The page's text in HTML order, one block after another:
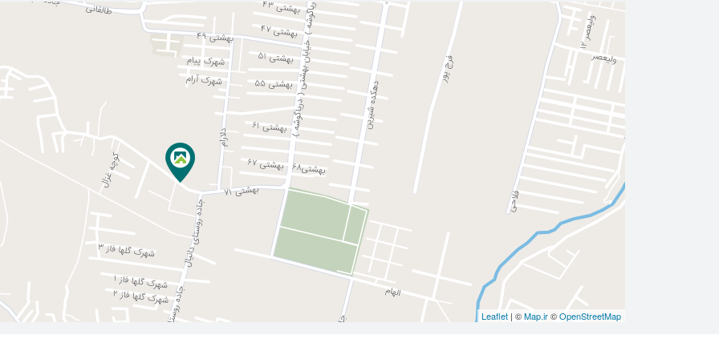
Leaflet | ©Map.ir©OpenStreetMap